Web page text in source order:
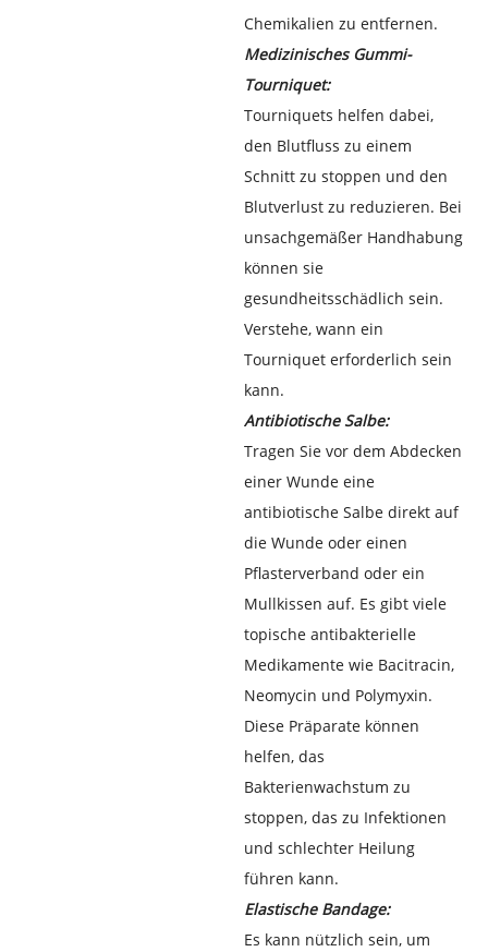
Chemikalien zu entfernen.
Medizinisches Gummi-
Tourniquet:
Tourniquets helfen dabei,
den Blutfluss zu einem
Schnitt zu stoppen und den
Blutverlust zu reduzieren. Bei
unsachgemäßer Handhabung
können sie
gesundheitsschädlich sein.
Verstehe, wann ein
Tourniquet erforderlich sein
kann.
Antibiotische Salbe:
Tragen Sie vor dem Abdecken
einer Wunde eine
antibiotische Salbe direkt auf
die Wunde oder einen
Pflasterverband oder ein
Mullkissen auf. Es gibt viele
topische antibakterielle
Medikamente wie Bacitracin,
Neomycin und Polymyxin.
Diese Präparate können
helfen, das
Bakterienwachstum zu
stoppen, das zu Infektionen
und schlechter Heilung
führen kann.
Elastische Bandage:
Es kann nützlich sein, um